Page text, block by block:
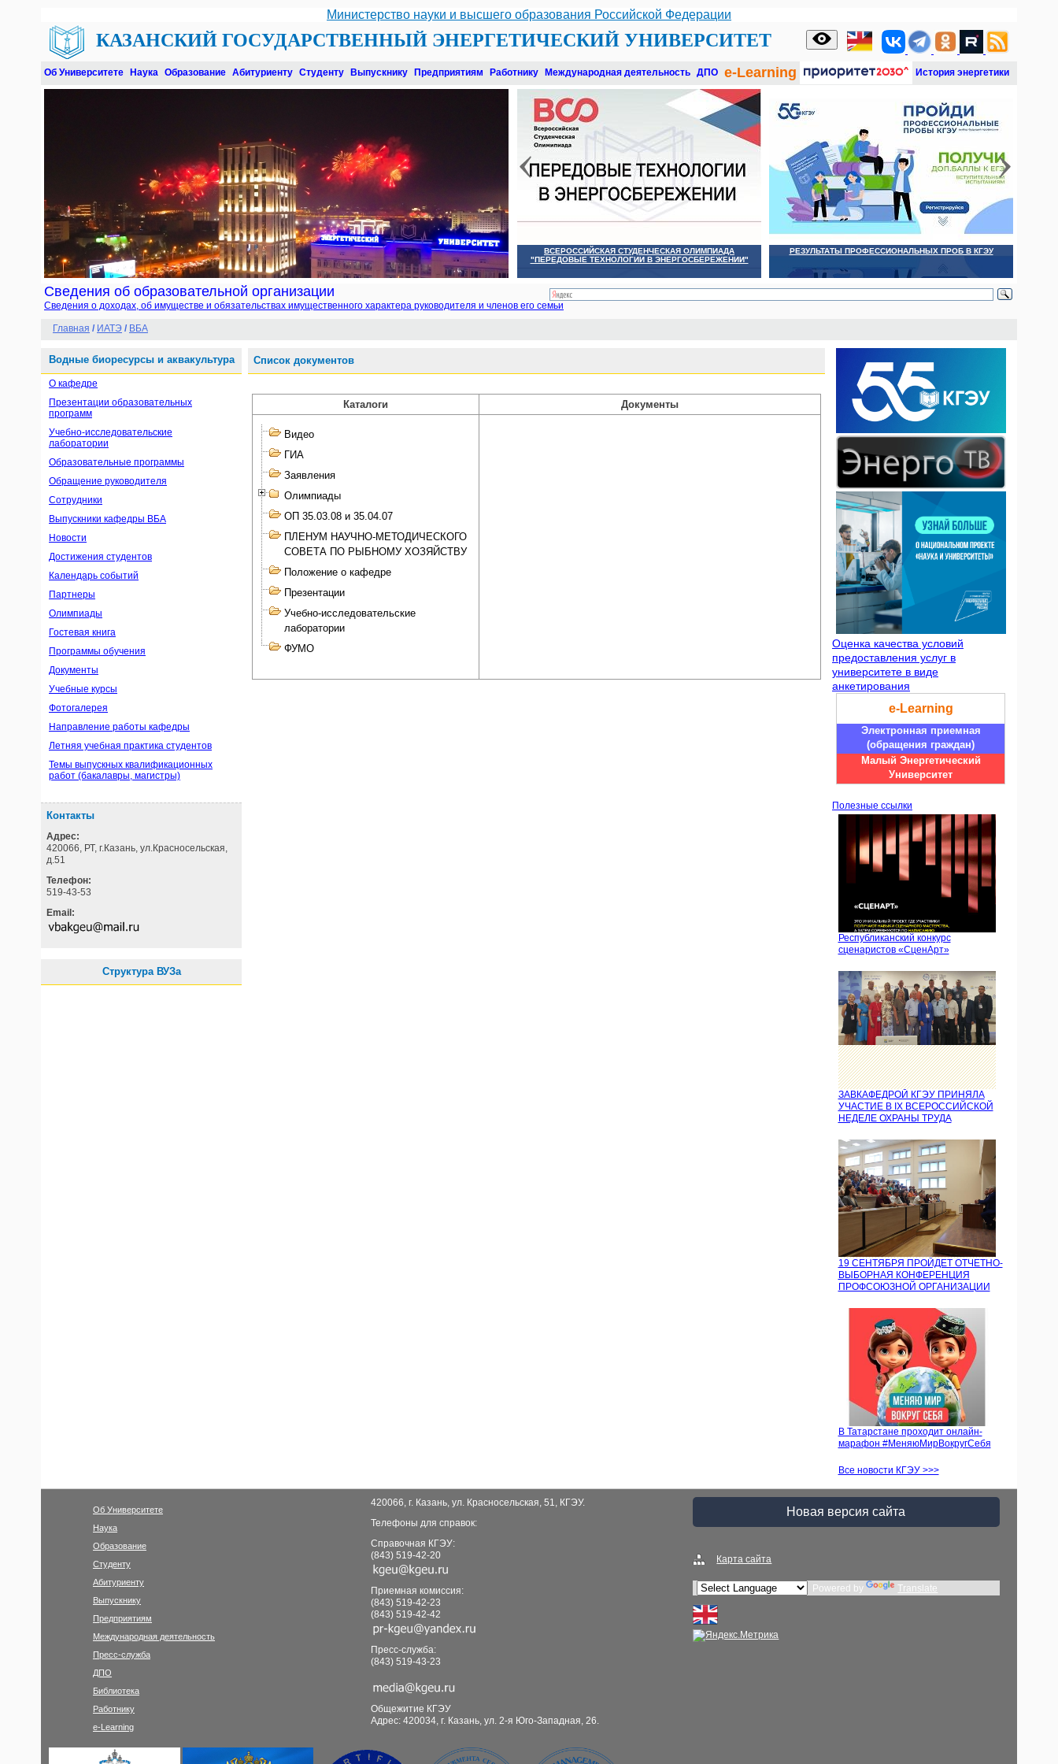
Министерство науки и высшего образования Российской Федерации
КАЗАНСКИЙ ГОСУДАРСТВЕННЫЙ ЭНЕРГЕТИЧЕСКИЙ УНИВЕРСИТЕТ
Об Университете Наука Образование Абитуриенту Студенту Выпускнику Предприятиям Работнику Международная деятельность ДПО e-Learning История энергетики
ВСЕРОССИЙСКАЯ СТУДЕНЧЕСКАЯ ОЛИМПИАДА
"ПЕРЕДОВЫЕ ТЕХНОЛОГИИ В ЭНЕРГОСБЕРЕЖЕНИИ"
РЕЗУЛЬТАТЫ ПРОФЕССИОНАЛЬНЫХ ПРОБ В КГЭУ
Сведения об образовательной организации
Сведения о доходах, об имуществе и обязательствах имущественного характера руководителя и членов его семьи
Главная / ИАТЭ / ВБА
Водные биоресурсы и аквакультура
О кафедре
Презентации образовательных
программ
Учебно-исследовательские
лаборатории
Образовательные программы
Обращение руководителя
Сотрудники
Выпускники кафедры ВБА
Новости
Достижения студентов
Календарь событий
Партнеры
Олимпиады
Гостевая книга
Программы обучения
Документы
Учебные курсы
Фотогалерея
Направление работы кафедры
Летняя учебная практика студентов
Темы выпускных квалификационных
работ (бакалавры, магистры)
Контакты
Адрес:
420066, РТ, г.Казань, ул.Красносельская,
д.51
Телефон:
519-43-53
Email:
Структура ВУЗа
Список документов
Каталоги Документы
Видео
ГИА
Заявления
Олимпиады
ОП 35.03.08 и 35.04.07
ПЛЕНУМ НАУЧНО-МЕТОДИЧЕСКОГО
СОВЕТА ПО РЫБНОМУ ХОЗЯЙСТВУ
Положение о кафедре
Презентации
Учебно-исследовательские
лаборатории
ФУМО
Оценка качества условий
предоставления услуг в
университете в виде
анкетирования
e-Learning
Электронная приемная
(обращения граждан)
Малый Энергетический
Университет
Полезные ссылки
Республиканский конкурс
сценаристов «СценАрт»
ЗАВКАФЕДРОЙ КГЭУ ПРИНЯЛА
УЧАСТИЕ В IX ВСЕРОССИЙСКОЙ
НЕДЕЛЕ ОХРАНЫ ТРУДА
19 СЕНТЯБРЯ ПРОЙДЕТ ОТЧЕТНО-
ВЫБОРНАЯ КОНФЕРЕНЦИЯ
ПРОФСОЮЗНОЙ ОРГАНИЗАЦИИ
В Татарстане проходит онлайн-
марафон #МеняюМирВокругСебя
Все новости КГЭУ >>>
Об Университете
Наука
Образование
Студенту
Абитуриенту
Выпускнику
Предприятиям
Международная деятельность
Пресс-служба
ДПО
Библиотека
Работнику
e-Learning
420066, г. Казань, ул. Красносельская, 51, КГЭУ.
Телефоны для справок:
Справочная КГЭУ:
(843) 519-42-20
Приемная комиссия:
(843) 519-42-23
(843) 519-42-42
Пресс-служба:
(843) 519-43-23
Общежитие КГЭУ
Адрес: 420034, г. Казань, ул. 2-я Юго-Западная, 26.
Новая версия сайта
Карта сайта
Powered by Translate